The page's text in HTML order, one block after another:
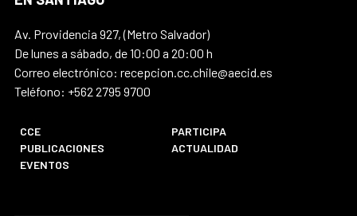
Av. Providencia 927, (Metro Salvador)
De lunes a sábado, de 10:00 a 20:00 h
Correo electrónico: recepcion.cc.chile@aecid.es
Teléfono: +562 2795 9700
CCE
PARTICIPA
PUBLICACIONES
ACTUALIDAD
EVENTOS